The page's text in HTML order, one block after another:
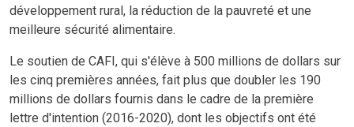
développement rural, la réduction de la pauvreté et une
meilleure sécurité alimentaire.
Le soutien de CAFI, qui s'élève à 500 millions de dollars sur
les cinq premières années, fait plus que doubler les 190
millions de dollars fournis dans le cadre de la première
lettre d'intention (2016-2020), dont les objectifs ont été